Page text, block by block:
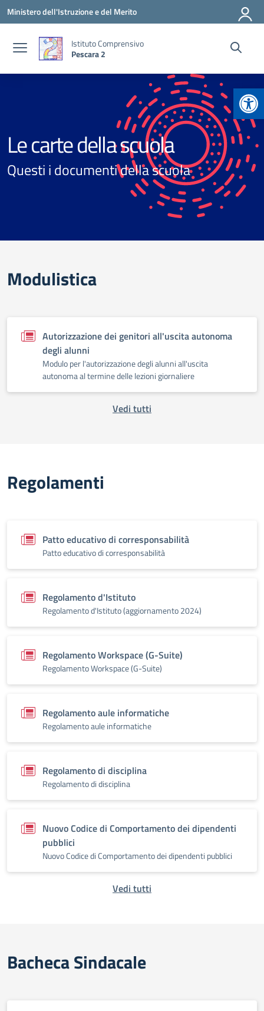
Vai ai contenuti
Vai al menu di navigazione
Vai al footer
Ministero dell'Istruzione e del Merito
Istituto Comprensivo
Pescara 2
Le carte della scuola
Questi i documenti della scuola
Modulistica
Autorizzazione dei genitori all'uscita autonoma
degli alunni
Modulo per l'autorizzazione degli alunni all'uscita
autonoma al termine delle lezioni giornaliere
Vedi tutti
Regolamenti
Patto educativo di corresponsabilità
Patto educativo di corresponsabilità
Regolamento d'Istituto
Regolamento d'Istituto (aggiornamento 2024)
Regolamento Workspace (G-Suite)
Regolamento Workspace (G-Suite)
Regolamento aule informatiche
Regolamento aule informatiche
Regolamento di disciplina
Regolamento di disciplina
Nuovo Codice di Comportamento dei dipendenti
pubblici
Nuovo Codice di Comportamento dei dipendenti pubblici
Vedi tutti
Bacheca Sindacale